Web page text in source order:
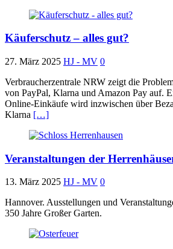
Käuferschutz – alles gut?
27. März 2025 HJ - MV 0
Verbraucherzentrale NRW zeigt die
von PayPal, Klarna und Amazon Pay auf.
Online-Einkäufe wird inzwischen über
Klarna […]
Veranstaltungen der
13. März 2025 HJ - MV 0
Hannover. Ausstellungen und
350 Jahre Großer Garten.